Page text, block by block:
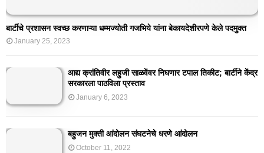
बार्टीचे प्रशासन स्वच्छ करणाऱ्या धम्मज्योती गजभिये यांना बेकायदेशीरपणे केले पदमुक्त
January 25, 2023
आद्य क्रांतिवीर लहुजी साळवेंवर निघणार टपाल तिकीट; बार्टीने केंद्र
सरकारला पाठविला प्रस्ताव
January 6, 2023
बहुजन मुक्ती आंदोलन संघटनेचे धरणे आंदोलन
October 11, 2022